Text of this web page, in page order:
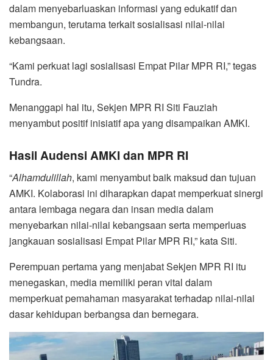
dalam menyebarluaskan informasi yang edukatif dan
membangun, terutama terkait sosialisasi nilai-nilai
kebangsaan.
“Kami perkuat lagi sosialisasi Empat Pilar MPR RI,” tegas
Tundra.
Menanggapi hal itu, Sekjen MPR RI Siti Fauziah
menyambut positif inisiatif apa yang disampaikan AMKI.
Hasil Audensi AMKI dan MPR RI
“Alhamdulillah, kami menyambut baik maksud dan tujuan
AMKI. Kolaborasi ini diharapkan dapat memperkuat sinergi
antara lembaga negara dan insan media dalam
menyebarkan nilai-nilai kebangsaan serta memperluas
jangkauan sosialisasi Empat Pilar MPR RI,” kata Siti.
Perempuan pertama yang menjabat Sekjen MPR RI itu
menegaskan, media memiliki peran vital dalam
memperkuat pemahaman masyarakat terhadap nilai-nilai
dasar kehidupan berbangsa dan bernegara.